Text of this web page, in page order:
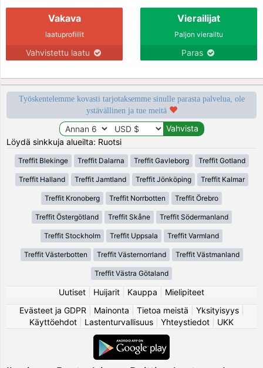
Vakava
laatuprofiilit
Vahvistettu laatu
Vierailijat
Paljon vierailtu
Paras
Työskentelemme kovasti tarjotaksemme sinulle parasta palvelua, ole
ystävällinen ja tue meitä
Löydä sinkkuja alueilta: Ruotsi
Treffit Blekinge Treffit Dalarna Treffit Gavleborg Treffit Gotland
Treffit Halland Treffit Jamtland Treffit Jönköping Treffit Kalmar
Treffit Kronoberg Treffit Norrbotten Treffit Örebro
Treffit Östergötland Treffit Skåne Treffit Södermanland
Treffit Stockholm Treffit Uppsala Treffit Varmland
Treffit Västerbotten Treffit Västernorrland Treffit Västmanland
Treffit Västra Götaland
Uutiset Huijarit Kauppa
Mielipiteet
Evästeet ja GDPR
Mainonta Tietoa meistä Yksityisyys|
Käyttöehdot
Lastenturvallisuus Yhteystiedot UKK